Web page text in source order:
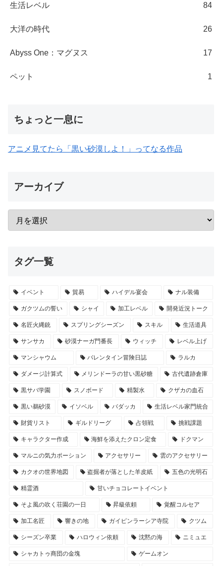
生活レベル 84
大洋の時代 26
Abyss One：マグヌス 17
ペット 1
ちょっと一息に
アニメ見てたら「黒い砂漠しよ！」ってなる作品
アーカイブ
タグ一覧
イベント 貿易 ハイデル宴会 ナル装備
ガクツムの誓い シャイ 加工レベル 開発近況トーク
名匠火縄銃 スプリングシーズン スキル 生活道具
サンサカ 砂漠ナーガ門番長 ウィッチ レベル上げ
マンシャウム バレンタイン冒険日誌 ラルカ
ダメージ計算式 メリンドーラの甘い黒砂糖 古代遺跡倉庫
黒サバ学園 スノボード 精製水 クザカの血石
黒い鵜砂漠 イソベル バダッカ 生活レベル家門統合
財貨リスト ギルドリーグ 占領戦 挑戦課題
キャラクター作成 海鮮を添えたクロン定食 ドクマン
マルニの気力ポーション アクセサリー 雲のアクセサリー
カクオの世界地図 盗掘者が落とした羊皮紙 五色の光明石
精霊酒 甘いチョコレートイベント
そよ風の吹く荘園の一日 昇級依頼 覚醒コルセア
加工名匠 響きの地 ガイピンラーシア寺院 クツム
シーズン卒業 ハロウィン依頼 沈黙の海 ニミュエ
シャカトゥ商団の金塊 ゲームオン